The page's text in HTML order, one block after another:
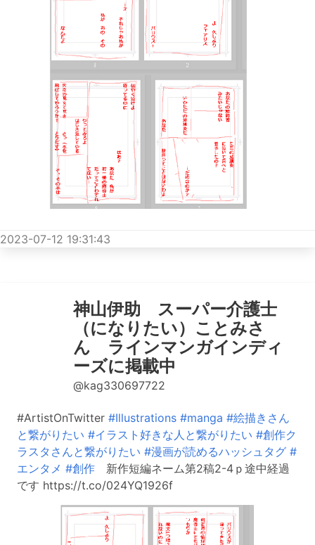
2023-07-12 19:31:43
神山伊助 スーパー介護士
（になりたい）ことみさ
ん ラインマンガインディ
ーズに掲載中
@kag330697722
#ArtistOnTwitter #Illustrations #manga #絵描きさん
と繋がりたい #イラスト好きな人と繋がりたい #創作ク
ラスタさんと繋がりたい #漫画が読めるハッシュタグ #
エンタメ #創作 新作短編ネーム第2稿2-4ｐ途中経過
です https://t.co/024YQ1926f